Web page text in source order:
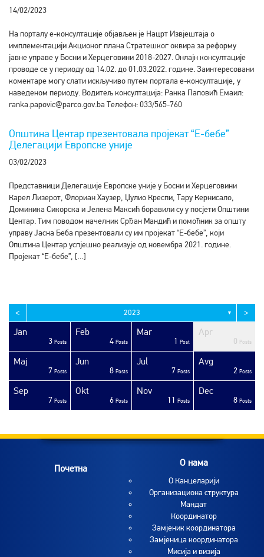
14/02/2023
На порталу е-консултације објављен је Нацрт Извјештаја о
имплементацији Акционог плана Стратешког оквира за реформу
јавне управе у Босни и Херцеговини 2018-2027. Онлајн консултације
проводе се у периоду од 14.02. до 01.03.2022. године. Заинтересовани
коментаре могу слати искључиво путем портала е-консултације, у
наведеном периоду. Водитељ консултација: Ранка Паповић Емаил:
ranka.papovic@parco.gov.ba Телефон: 033/565-760
Општина Центар презентовала пројекат “Е-бебе”
Делегацији Европске уније
03/02/2023
Представници Делегације Европске уније у Босни и Херцеговини
Карел Лизерот, Флориан Хаузер, Џулио Креспи, Тару Кернисало,
Доминика Сикорска и Јелена Максић боравили су у посјети Општини
Центар. Тим поводом начелник Срђан Мандић и помоћник за општу
управу Јасна Беба презентовали су им пројекат “Е-бебе”, који
Општина Центар успјешно реализује од новембра 2021. године.
Пројекат “Е-бебе”, […]
< 2023 ▼ >
Jan
3 Posts
Feb
4 Posts
Mar
1 Post
Apr
0 Posts
Maj
7 Posts
Jun
8 Posts
Jul
7 Posts
Avg
2 Posts
Sep
7 Posts
Okt
6 Posts
Nov
11 Posts
Dec
8 Posts
Почетна O нама
O Канцеларији
Организациона структура
Мандат
Координатор
Замјеник координатора
Замјеница координатора
Мисија и визија